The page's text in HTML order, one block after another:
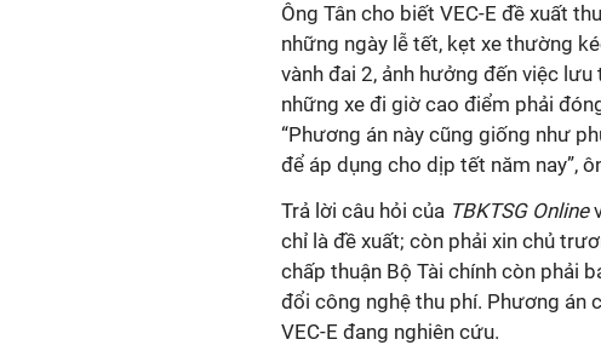
Ông Tân cho biết VEC-E đề xuất
những ngày lễ tết, kẹt xe thường
vành đai 2, ảnh hưởng đến việc
những xe đi giờ cao điểm phải
“Phương án này cũng giống như
để áp dụng cho dịp tết năm nay”,
Trả lời câu hỏi của TBKTSG Online
chỉ là đề xuất; còn phải xin chủ
chấp thuận Bộ Tài chính còn phải
đổi công nghệ thu phí. Phương án
VEC-E đang nghiên cứu.